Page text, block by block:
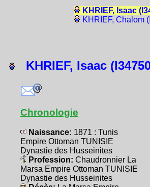
KHRIEF, Isaac
KHRIEF, Chalom
KHRIEF, Isaac
Chronologie
Naissance: 1871 : Tunis
Empire Ottoman TUNISIE
Dynastie des Husseinites
Profession: Chaudronnier La
Marsa Empire Ottoman TUNISIE
Dynastie des Husseinites